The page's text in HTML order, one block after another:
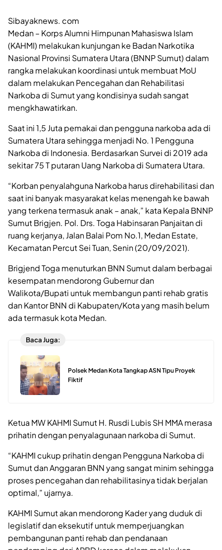
Sibayaknews. com
Medan – Korps Alumni Himpunan Mahasiswa Islam
(KAHMI) melakukan kunjungan ke Badan Narkotika
Nasional Provinsi Sumatera Utara (BNNP Sumut) dalam
rangka melakukan koordinasi untuk membuat MoU
dalam melakukan Pencegahan dan Rehabilitasi
Narkoba di Sumut yang kondisinya sudah sangat
mengkhawatirkan.
Saat ini 1,5 Juta pemakai dan pengguna narkoba ada di
Sumatera Utara sehingga menjadi No. 1 Pengguna
Narkoba di Indonesia. Berdasarkan Survei di 2019 ada
sekitar 75 T putaran Uang Narkoba di Sumatera Utara.
“Korban penyalahguna Narkoba harus direhabilitasi dan
saat ini banyak masyarakat kelas menengah ke bawah
yang terkena termasuk anak – anak,” kata Kepala BNNP
Sumut Brigjen. Pol. Drs. Toga Habinsaran Panjaitan di
ruang kerjanya, Jalan Balai Pom No.1, Medan Estate,
Kecamatan Percut Sei Tuan, Senin (20/09/2021).
Brigjend Toga menuturkan BNN Sumut dalam berbagai
kesempatan mendorong Gubernur dan
Walikota/Bupati untuk membangun panti rehab gratis
dan Kantor BNN di Kabupaten/Kota yang masih belum
ada termasuk kota Medan.
Baca Juga:
Polsek Medan Kota Tangkap ASN Tipu Proyek
Fiktif
Ketua MW KAHMI Sumut H. Rusdi Lubis SH MMA merasa
prihatin dengan penyalagunaan narkoba di Sumut.
“KAHMI cukup prihatin dengan Pengguna Narkoba di
Sumut dan Anggaran BNN yang sangat minim sehingga
proses pencegahan dan rehabilitasinya tidak berjalan
optimal,” ujarnya.
KAHMI Sumut akan mendorong Kader yang duduk di
legislatif dan eksekutif untuk memperjuangkan
pembangunan panti rehab dan pendanaan